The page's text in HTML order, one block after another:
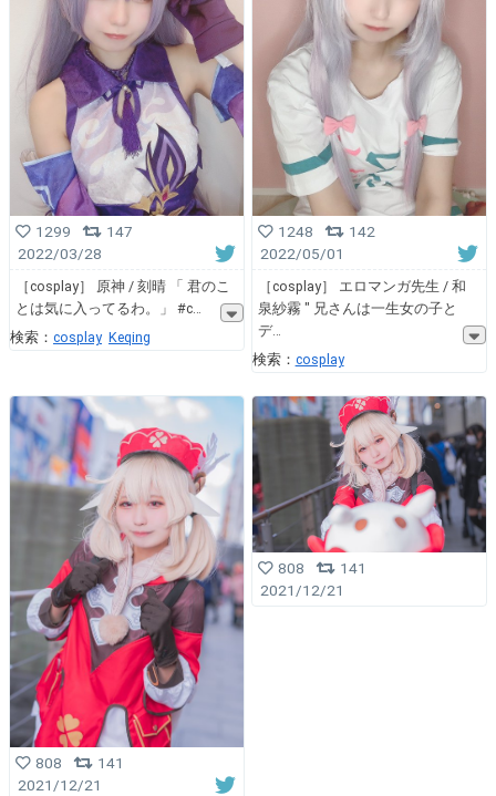
1299
147
2022/03/28
［cosplay］ 原神 / 刻晴 「 君のこ
とは気に入ってるわ。」 #c
検索： cosplay Keqing
1248
142
2022/05/01
［cosplay］ エロマンガ先生 / 和
泉紗霧 ″ 兄さんは一生女の子と
デ
検索： cosplay
808
141
2021/12/21
808
141
2021/12/21